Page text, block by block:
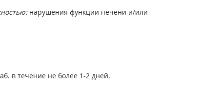
нарушения функции печени и/или
в течение не более 1-2 дней.